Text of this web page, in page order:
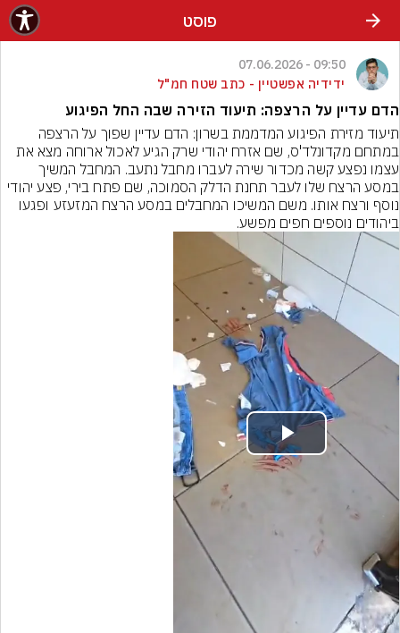
פוסט
09:50 - 07.06.2026
ידידיה אפשטיין - כתב שטח חמ"ל
הדם עדיין על הרצפה: תיעוד הזירה שבה החל הפיגוע
במתחם מקדונלד'ס, שם אזרח יהודי שרק הגיע לאכול ארוחה מצא את
עצמו נפצע קשה מכדור שירה לעברו מחבל נתעב. המחבל המשיך
ביהודים נוספים חפים מפשע.
Play
Video